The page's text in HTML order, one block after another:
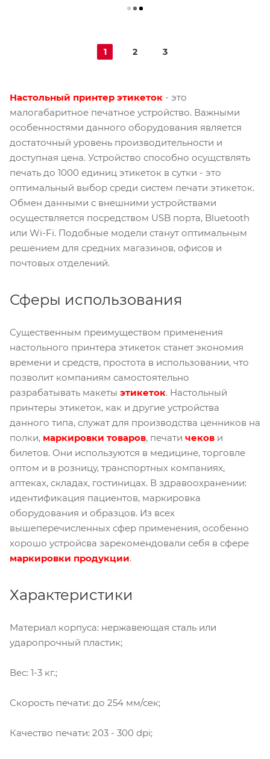
1 2 3
Настольный принтер этикеток - это
малогабаритное печатное устройство. Важными
особенностями данного оборудования является
достаточный уровень производительности и
доступная цена. Устройство способно осущствлять
печать до 1000 единиц этикеток в сутки - это
оптимальный выбор среди систем печати этикеток.
Обмен данными с внешними устройствами
осуществляется посредством USB порта, Bluetooth
или Wi-Fi. Подобные модели станут оптимальным
решением для средних магазинов, офисов и
почтовых отделений.
Сферы использования
Существенным преимуществом применения
настольного принтера этикеток станет экономия
времени и средств, простота в использовании, что
позволит компаниям самостоятельно
разрабатывать макеты этикеток. Настольный
принтеры этикеток, как и другие устройства
данного типа, служат для производства ценников на
полки, маркировки товаров, печати чеков и
билетов. Они используются в медицине, торговле
оптом и в розницу, транспортных компаниях,
аптеках, складах, гостиницах. В здравоохранении:
идентификация пациентов, маркировка
оборудования и образцов. Из всех
вышеперечисленных сфер применения, особенно
хорошо устройсва зарекомендовали себя в сфере
маркировки продукции.
Характеристики
Материал корпуса: нержавеющая сталь или
ударопрочный пластик;
Вес: 1-3 кг.;
Скорость печати: до 254 мм/сек;
Качество печати: 203 - 300 dpi;